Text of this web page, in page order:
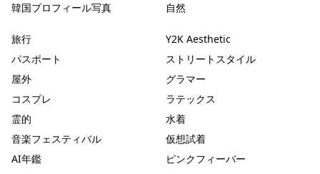
韓国プロフィール写真
自然
旅行
パスポート
屋外
コスプレ
霊的
音楽フェスティバル
AI年鑑
Y2K Aesthetic
ストリートスタイル
グラマー
ラテックス
水着
仮想試着
ピンクフィーバー